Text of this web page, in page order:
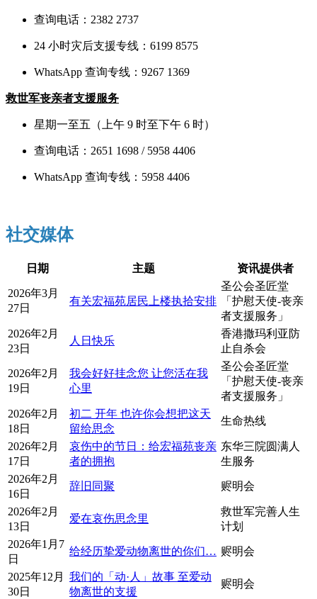
查询电话：2382 2737
24 小时灾后支援专线：6199 8575
WhatsApp 查询专线：9267 1369
救世军丧亲者支援服务
星期一至五（上午 9 时至下午 6 时）
查询电话：2651 1698 / 5958 4406
WhatsApp 查询专线：5958 4406
社交媒体
日期 主题 资讯提供者
2026年3月
27日
有关宏福苑居民上楼执拾安排
圣公会圣匠堂
「护慰天使-丧亲
者支援服务」
2026年2月
23日
人日快乐
香港撒玛利亚防
止自杀会
2026年2月
19日
我会好好挂念您 让您活在我
心里
圣公会圣匠堂
「护慰天使-丧亲
者支援服务」
2026年2月
18日
初二 开年 也许你会想把这天
留给思念
生命热线
2026年2月
17日
哀伤中的节日：给宏福苑丧亲
者的拥抱
东华三院圆满人
生服务
2026年2月
16日
辞旧同聚 赆明会
2026年2月
13日
爱在哀伤思念里
救世军完善人生
计划
2026年1月7
日
给经历挚爱动物离世的你们… 赆明会
2025年12月
30日
我们的「动·人」故事 至爱动
物离世的支援
赆明会